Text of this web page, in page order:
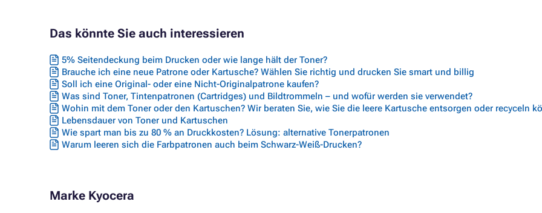
Das könnte Sie auch interessieren
5% Seitendeckung beim Drucken oder wie lange hält der Toner?
Brauche ich eine neue Patrone oder Kartusche? Wählen Sie richtig und drucken Sie smart und billig
Soll ich eine Original- oder eine Nicht-Originalpatrone kaufen?
Was sind Toner, Tintenpatronen (Cartridges) und Bildtrommeln – und wofür werden sie verwendet?
Wohin mit dem Toner oder den Kartuschen? Wir beraten Sie, wie Sie die leere Kartusche entsorgen oder recyceln
Lebensdauer von Toner und Kartuschen
Wie spart man bis zu 80 % an Druckkosten? Lösung: alternative Tonerpatronen
Warum leeren sich die Farbpatronen auch beim Schwarz-Weiß-Drucken?
Marke Kyocera